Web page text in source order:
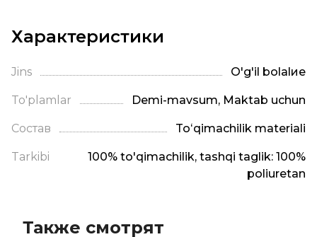
Характеристики
Jins O'g'il bolalие
To'plamlar Demi-mavsum, Maktab uchun
Состав Toʻqimachilik materiali
Tarkibi
100% to'qimachilik, tashqi taglik: 100%
poliuretan
Также смотрят